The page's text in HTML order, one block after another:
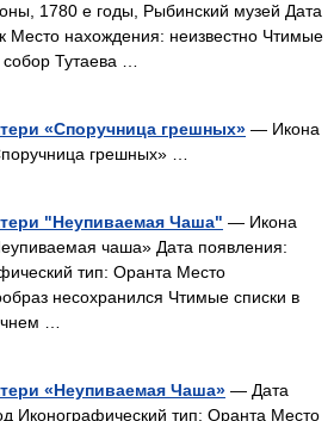
1780 е годы, Рыбинский музей Дата
Место нахождения: неизвестно Чтимые
Тутаева …
«Споручница грешных» — Икона
грешных» …
"Неупиваемая Чаша" — Икона
чаша» Дата появления:
тип: Оранта Место
несохранился Чтимые списки в
…
«Неупиваемая Чаша» — Дата
Иконографический тип: Оранта Место